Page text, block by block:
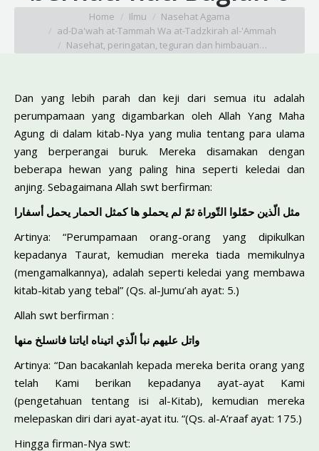
Home Ilmu
Nasehat Agama
ad-Da'wah at-Tammah Wa at-Tadzkirah al-'Ammah
Nasehat, peringatan, teguran dan himbauan…
Dan yang lebih parah dan keji dari semua itu adalah
perumpamaan yang digambarkan oleh Allah Yang Maha
Agung di dalam kitab-Nya yang mulia tentang para ulama
yang berperangai buruk. Mereka disamakan dengan
beberapa hewan yang paling hina seperti keledai dan
anjing. Sebagaimana Allah swt berfirman:
مثل الّذين حمّلوا التّوراة ثمّ لم يحملو ها كمثل الحمار يحمل أسفارا
Artinya: “Perumpamaan orang-orang yang dipikulkan
kepadanya Taurat, kemudian mereka tiada memikulnya
(mengamalkannya), adalah seperti keledai yang membawa
kitab-kitab yang tebal” (Qs. al-Jumu’ah ayat: 5.)
Allah swt berfirman :
واتل عليهم نبأ الّذي اتيناه اياتنا فانسلخ منها
Artinya: “Dan bacakanlah kepada mereka berita orang yang
telah Kami berikan kepadanya ayat-ayat Kami
(pengetahuan tentang isi al-Kitab), kemudian mereka
melepaskan diri dari ayat-ayat itu. “(Qs. al-A’raaf ayat: 175.)
Hingga firman-Nya swt: